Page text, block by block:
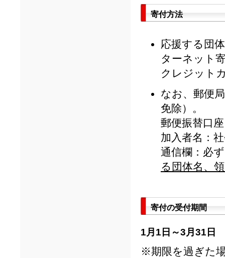
寄付方法
応援する団
ターネット
クレジット
なお、郵便
免除）。
郵便振替口
加入者名：
通信欄：必
る団体名、
寄付の受付期間
1月1日～3月31日
※期限を過ぎた